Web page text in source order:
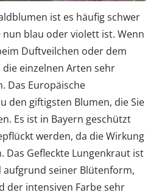
ist es häufig schwer
blau oder violett ist. Wenn
Duftveilchen oder dem
einzelnen Arten sehr
Das Europäische
den giftigsten Blumen, die Sie
Es ist in Bayern geschützt
werden, da die Wirkung
Das Gefleckte Lungenkraut ist
seiner Blütenform,
der intensiven Farbe sehr